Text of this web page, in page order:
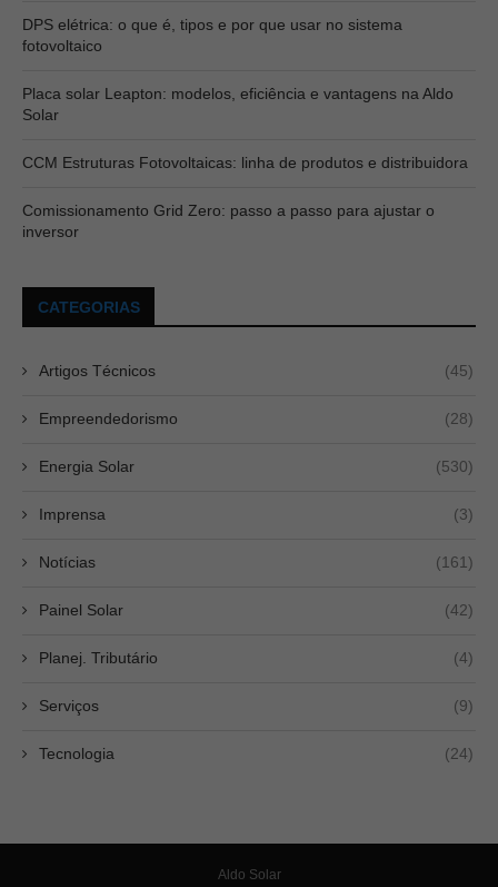
DPS elétrica: o que é, tipos e por que usar no sistema
fotovoltaico
Placa solar Leapton: modelos, eficiência e vantagens na Aldo
Solar
CCM Estruturas Fotovoltaicas: linha de produtos e distribuidora
Comissionamento Grid Zero: passo a passo para ajustar o
inversor
CATEGORIAS
Artigos Técnicos (45)
Empreendedorismo (28)
Energia Solar (530)
Imprensa (3)
Notícias (161)
Painel Solar (42)
Planej. Tributário (4)
Serviços (9)
Tecnologia (24)
Aldo Solar